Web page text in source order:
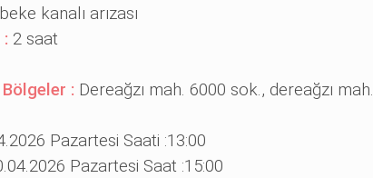
kanalı arızası
2 saat
: Dereağzı mah. 6000 sok., dereağzı mah.
Pazartesi Saati :13:00
Pazartesi Saat :15:00